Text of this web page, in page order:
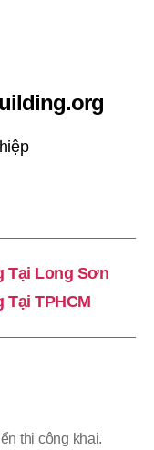
Tại Long Sơn
TPHCM
thị công khai.